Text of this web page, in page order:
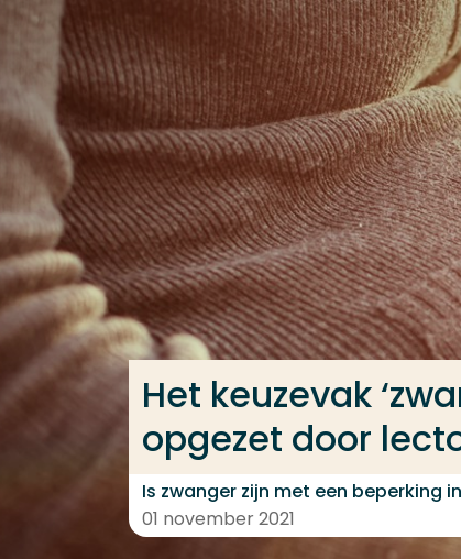
Ga direct naar de content
Het keuzevak
opgezet door
Is zwanger zijn met een beperking
01 november 2021
Veel gezocht
Opleiding
Contact